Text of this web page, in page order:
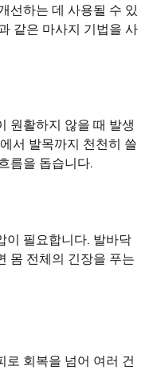
선하는 데 사용될 수 있
같은 마사지 기법을 사
원활하지 않을 때 발생
서 발목까지 천천히 쓸
름을 돕습니다.
이 필요합니다. 발바닥
몸 전체의 긴장을 푸는
로 회복을 넘어 여러 건